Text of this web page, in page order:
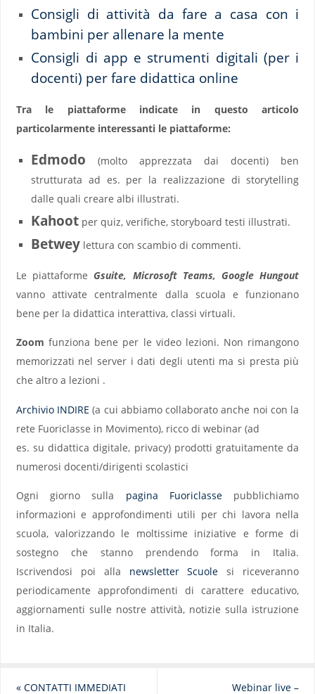
Consigli di attività da fare a casa con i
bambini per allenare la mente
Consigli di app e strumenti digitali (per i
docenti) per fare didattica online
Tra le piattaforme indicate in questo articolo
particolarmente interessanti le piattaforme:
Edmodo (molto apprezzata dai docenti) ben
strutturata ad es. per la realizzazione di storytelling
dalle quali creare albi illustrati.
Kahoot per quiz, verifiche, storyboard testi illustrati.
Betwey lettura con scambio di commenti.
Le piattaforme Gsuite, Microsoft Teams, Google Hungout
vanno attivate centralmente dalla scuola e funzionano
bene per la didattica interattiva, classi virtuali.
Zoom funziona bene per le video lezioni. Non rimangono
memorizzati nel server i dati degli utenti ma si presta più
che altro a lezioni .
Archivio INDIRE (a cui abbiamo collaborato anche noi con la
rete Fuoriclasse in Movimento), ricco di webinar (ad
es. su didattica digitale, privacy) prodotti gratuitamente da
numerosi docenti/dirigenti scolastici
Ogni giorno sulla pagina Fuoriclasse pubblichiamo
informazioni e approfondimenti utili per chi lavora nella
scuola, valorizzando le moltissime iniziative e forme di
sostegno che stanno prendendo forma in Italia.
Iscrivendosi poi alla newsletter Scuole si riceveranno
periodicamente approfondimenti di carattere educativo,
aggiornamenti sulle nostre attività, notizie sulla istruzione
in Italia.
«CONTATTI IMMEDIATI
Webinar live –